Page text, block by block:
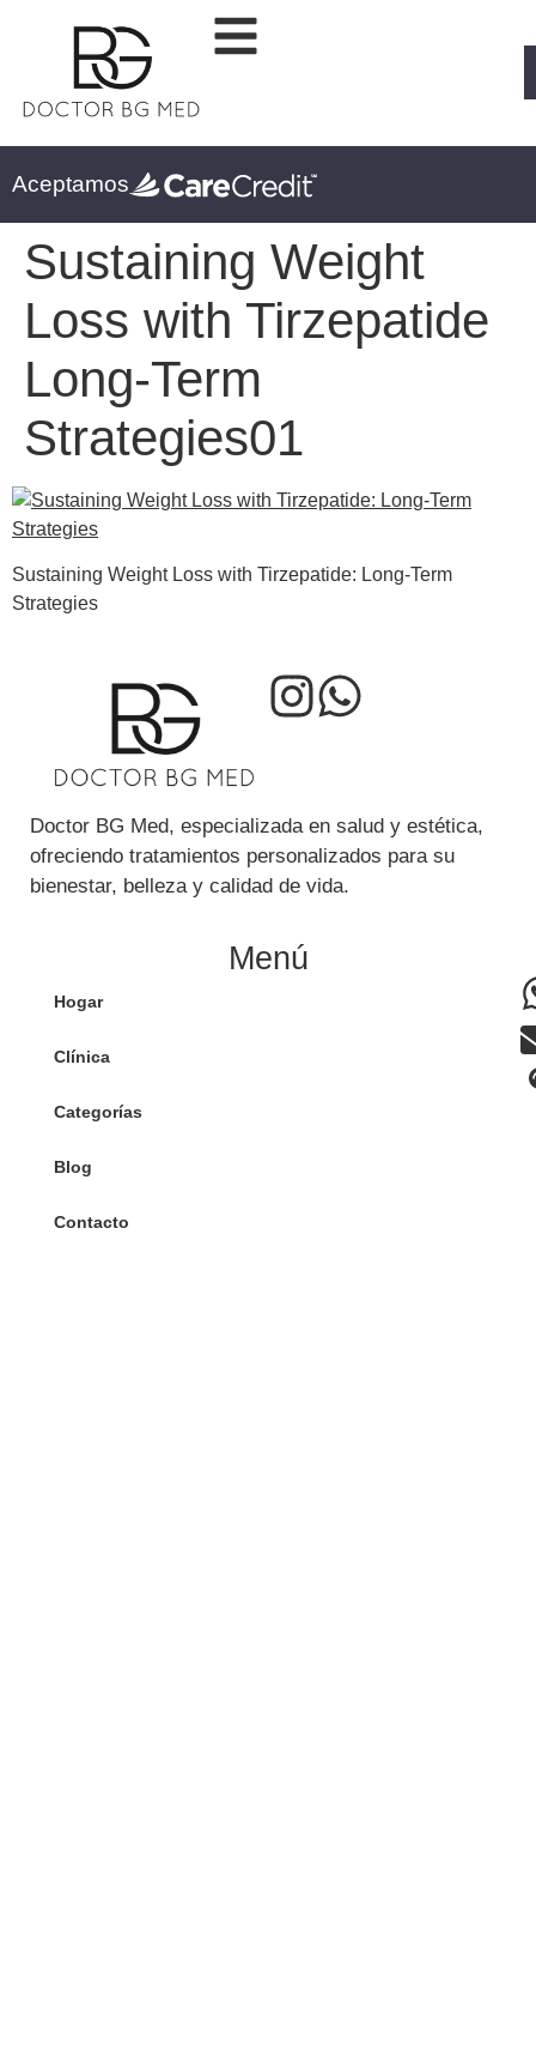
Aceptamos
Sustaining Weight
Loss with Tirzepatide
Long-Term
Strategies01
Sustaining Weight Loss with Tirzepatide: Long-Term
Strategies
Doctor BG Med, especializada en salud y estética,
ofreciendo tratamientos personalizados para su
bienestar, belleza y calidad de vida.
Menú
Hogar
Clínica
Categorías
Blog
Contacto